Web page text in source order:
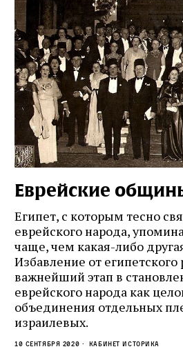
Еврейские
Египет, с которым тесно
еврейского народа,
чаще, чем какая-либо
Избавление от египетского
важнейший этап в
еврейского народа как
объединения отдельных
израилевых.
10 сентября 2020 кабинет историка